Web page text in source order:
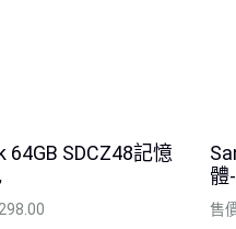
64GB SDCZ48記憶
體
售